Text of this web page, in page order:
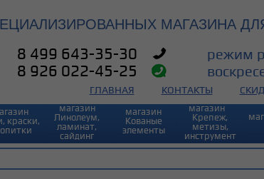
МАГАЗИНА
8 499 643-35-30
8 926 022-45-25
режим
ГЛАВНАЯ КОНТАКТЫ
краски,
магазин
Линолеум,
ламинат,
сайдинг
магазин
Кованые
элементы
магазин⠀
Крепеж,
метизы,
инструмент